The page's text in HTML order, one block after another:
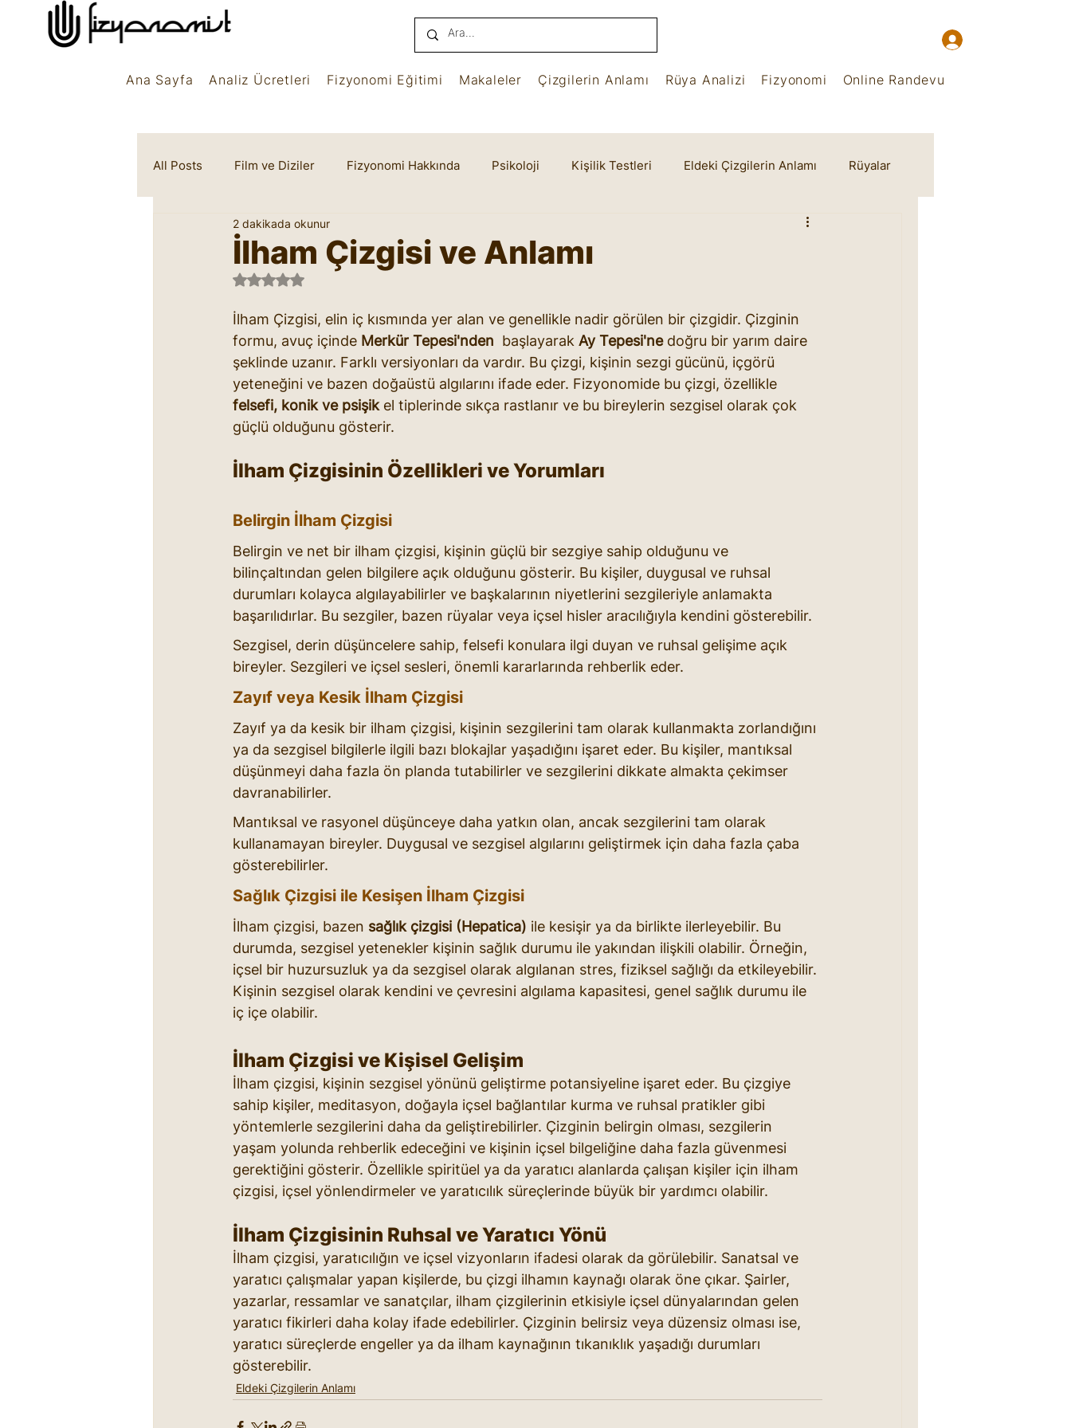
Ana Sayfa Analiz Ücretleri Fizyonomi Eğitimi Makaleler Çizgilerin Anlamı Rüya Analizi Fizyonomi Online Randevu
All Posts Film ve Diziler Fizyonomi Hakkında Psikoloji Kişilik Testleri Eldeki Çizgilerin Anlamı Rüyalar
Rüya Sembolleri Marifetname
İlham Çizgisi ve Anlamı
2 dakikada okunur
5 üzerinden NaN yıldız
İlham Çizgisi, elin iç kısmında yer alan ve genellikle nadir görülen bir çizgidir. Çizginin
formu, avuç içinde Merkür Tepesi'nden başlayarak Ay Tepesi'ne doğru bir yarım daire
şeklinde uzanır. Farklı versiyonları da vardır. Bu çizgi, kişinin sezgi gücünü, içgörü
yeteneğini ve bazen doğaüstü algılarını ifade eder. Fizyonomide bu çizgi, özellikle
felsefi, konik ve psişik el tiplerinde sıkça rastlanır ve bu bireylerin sezgisel olarak çok
güçlü olduğunu gösterir.
İlham Çizgisinin Özellikleri ve Yorumları
Belirgin İlham Çizgisi
Belirgin ve net bir ilham çizgisi, kişinin güçlü bir sezgiye sahip olduğunu ve
bilinçaltından gelen bilgilere açık olduğunu gösterir. Bu kişiler, duygusal ve ruhsal
durumları kolayca algılayabilirler ve başkalarının niyetlerini sezgileriyle anlamakta
başarılıdırlar. Bu sezgiler, bazen rüyalar veya içsel hisler aracılığıyla kendini gösterebilir.
Sezgisel, derin düşüncelere sahip, felsefi konulara ilgi duyan ve ruhsal gelişime açık
bireyler. Sezgileri ve içsel sesleri, önemli kararlarında rehberlik eder.
Zayıf veya Kesik İlham Çizgisi
Zayıf ya da kesik bir ilham çizgisi, kişinin sezgilerini tam olarak kullanmakta zorlandığını
ya da sezgisel bilgilerle ilgili bazı blokajlar yaşadığını işaret eder. Bu kişiler, mantıksal
düşünmeyi daha fazla ön planda tutabilirler ve sezgilerini dikkate almakta çekimser
davranabilirler.
Mantıksal ve rasyonel düşünceye daha yatkın olan, ancak sezgilerini tam olarak
kullanamayan bireyler. Duygusal ve sezgisel algılarını geliştirmek için daha fazla çaba
gösterebilirler.
Sağlık Çizgisi ile Kesişen İlham Çizgisi
İlham çizgisi, bazen sağlık çizgisi (Hepatica) ile kesişir ya da birlikte ilerleyebilir. Bu
durumda, sezgisel yetenekler kişinin sağlık durumu ile yakından ilişkili olabilir. Örneğin,
içsel bir huzursuzluk ya da sezgisel olarak algılanan stres, fiziksel sağlığı da etkileyebilir.
Kişinin sezgisel olarak kendini ve çevresini algılama kapasitesi, genel sağlık durumu ile
iç içe olabilir.
İlham Çizgisi ve Kişisel Gelişim
İlham çizgisi, kişinin sezgisel yönünü geliştirme potansiyeline işaret eder. Bu çizgiye
sahip kişiler, meditasyon, doğayla içsel bağlantılar kurma ve ruhsal pratikler gibi
yöntemlerle sezgilerini daha da geliştirebilirler. Çizginin belirgin olması, sezgilerin
yaşam yolunda rehberlik edeceğini ve kişinin içsel bilgeliğine daha fazla güvenmesi
gerektiğini gösterir. Özellikle spiritüel ya da yaratıcı alanlarda çalışan kişiler için ilham
çizgisi, içsel yönlendirmeler ve yaratıcılık süreçlerinde büyük bir yardımcı olabilir.
İlham Çizgisinin Ruhsal ve Yaratıcı Yönü
İlham çizgisi, yaratıcılığın ve içsel vizyonların ifadesi olarak da görülebilir. Sanatsal ve
yaratıcı çalışmalar yapan kişilerde, bu çizgi ilhamın kaynağı olarak öne çıkar. Şairler,
yazarlar, ressamlar ve sanatçılar, ilham çizgilerinin etkisiyle içsel dünyalarından gelen
yaratıcı fikirleri daha kolay ifade edebilirler. Çizginin belirsiz veya düzensiz olması ise,
yaratıcı süreçlerde engeller ya da ilham kaynağının tıkanıklık yaşadığı durumları
gösterebilir.
Eldeki Çizgilerin Anlamı